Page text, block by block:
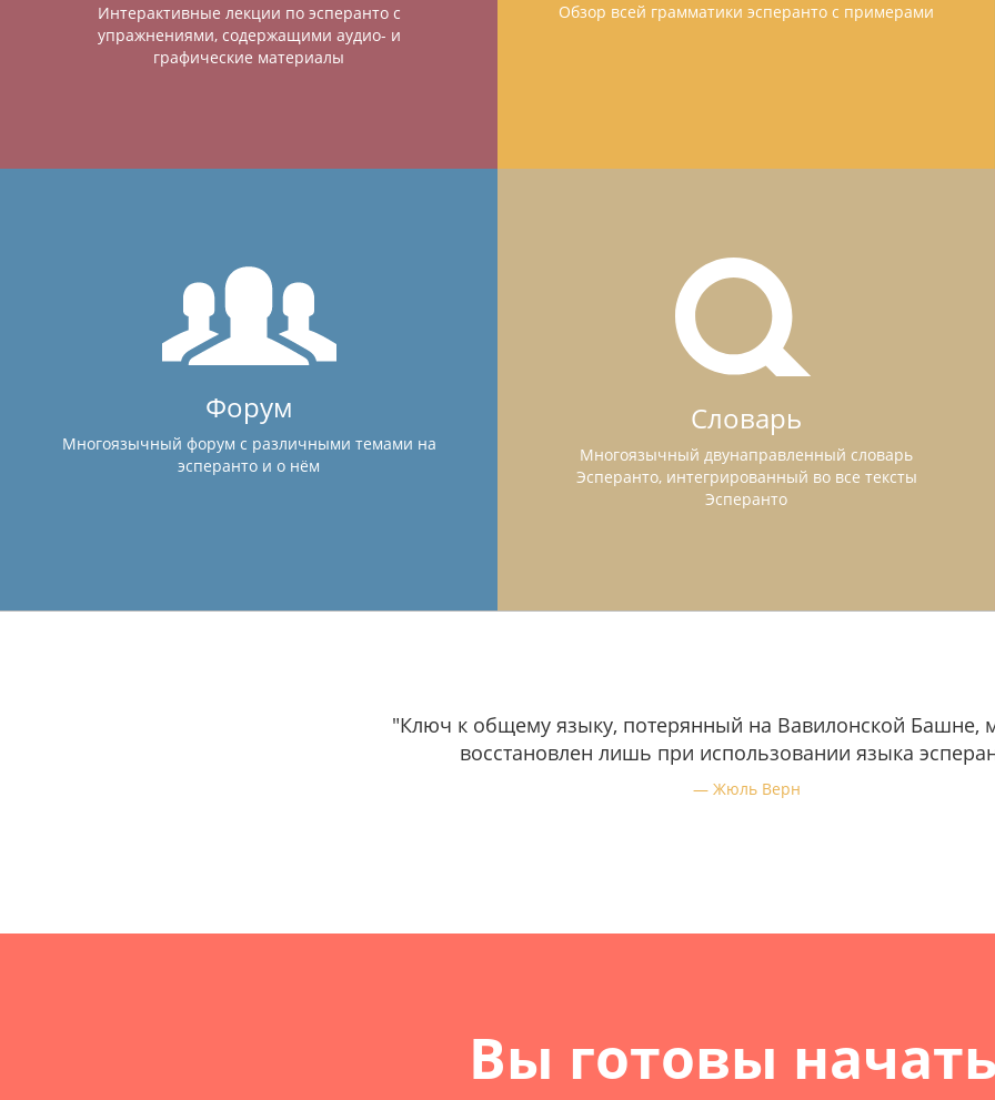
Интерактивные лекции по эсперанто с
упражнениями, содержащими аудио- и
графические материалы
Обзор всей грамматики эсперанто с примерами
Форум
Многоязычный форум с различными темами на
эсперанто и о нём
Словарь
Многоязычный двунаправленный словарь
Эсперанто, интегрированный во все тексты
Эсперанто
"Ключ к общему языку, потерянный на Вавилонской Башне,
восстановлен лишь при использовании языка
Жюль Верн
Вы готовы